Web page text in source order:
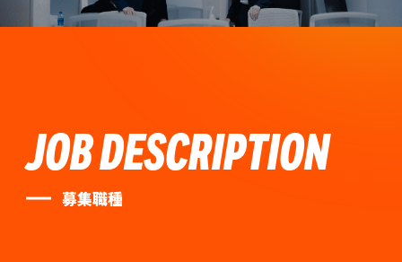
JOB DESCRIPTION
募集職種